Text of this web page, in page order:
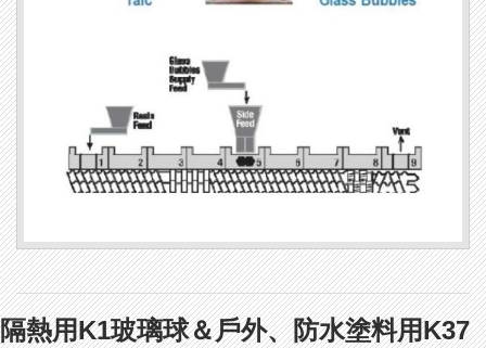
隔熱用K1玻璃球＆戶外、防水塗料用K37